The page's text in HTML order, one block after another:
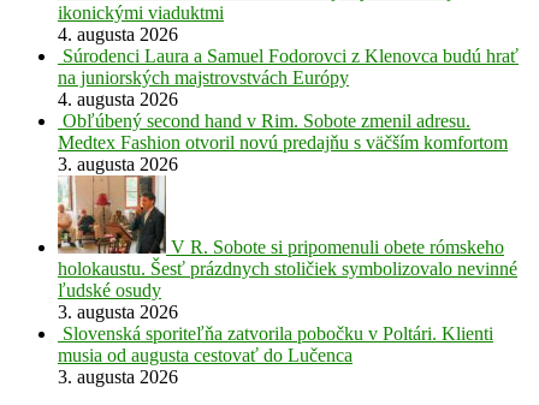
ikonickými viaduktmi
4. augusta 2026
Súrodenci Laura a Samuel Fodorovci z Klenovca budú hrať
na juniorských majstrovstvách Európy
4. augusta 2026
Obľúbený second hand v Rim. Sobote zmenil adresu.
Medtex Fashion otvoril novú predajňu s väčším komfortom
3. augusta 2026
V R. Sobote si pripomenuli obete rómskeho
holokaustu. Šesť prázdnych stoličiek symbolizovalo nevinné
ľudské osudy
3. augusta 2026
Slovenská sporiteľňa zatvorila pobočku v Poltári. Klienti
musia od augusta cestovať do Lučenca
3. augusta 2026